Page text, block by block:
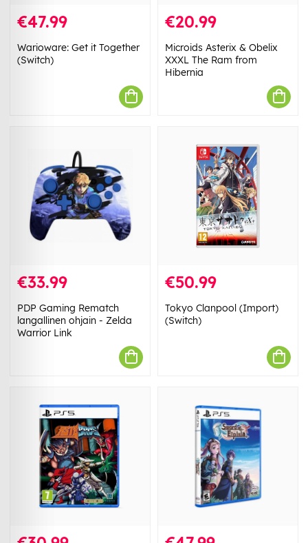
€47.99
Warioware: Get it Together
(Switch)
€20.99
Microids Asterix & Obelix
XXXL The Ram from
Hibernia
€33.99
PDP Gaming Rematch
langallinen ohjain - Zelda
Warrior Link
€50.99
Tokyo Clanpool (Import)
(Switch)